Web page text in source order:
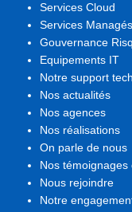
Services Cloud
Services Managés
Gouvernance
Equipements IT
Notre support
Nos actualités
Nos agences
Nos réalisations
On parle de nous
Nos témoignages
Nous rejoindre
Notre